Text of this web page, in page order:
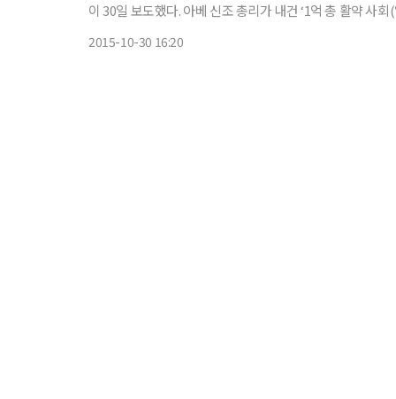
이 30일 보도했다. 아베 신조 총리가 내건 ‘1억 총 활약 사회(일본 인구 전체가 활약하는 사회)’의 실현을 위한 요양시설 정비와 환태
2015-10-30 16:20